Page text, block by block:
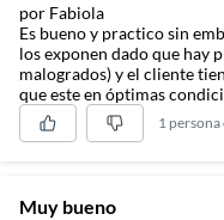
por Fabiola
Es bueno y practico sin
los exponen dado que hay
malogrados) y el cliente
que este en óptimas
1
Muy bueno